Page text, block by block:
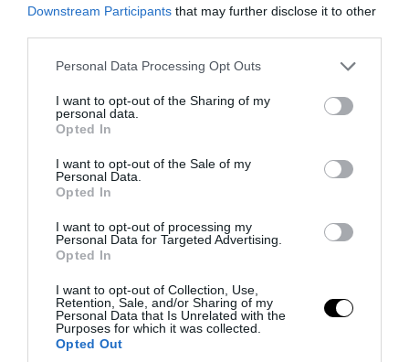
Downstream Participants that may further disclose it to other
Please note that this website/app uses one or more Google
not limited to your visit or usage behaviour. You may click to
grant or deny consent to Google and its third-party tags to
use your data for below specified purposes in below Google
consent section.
Personal Data Processing Opt Outs
I want to opt-out of the Sharing of my
personal data.
Opted In
I want to opt-out of the Sale of my
Personal Data.
Opted In
I want to opt-out of processing my
Personal Data for Targeted Advertising.
Opted In
I want to opt-out of Collection, Use,
Retention, Sale, and/or Sharing of my
Personal Data that Is Unrelated with the
Purposes for which it was collected.
Opted Out
PRONEWS.GR /GOOD LIFE
αλυσοπρίονα; Το ADM είναι εδώ για να
μεταμορφώσει τον κήπο σου!